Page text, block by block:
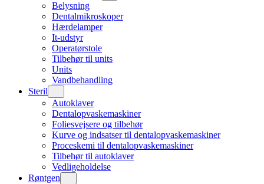
Belysning
Dentalmikroskoper
Hærdelamper
It-udstyr
Operatørstole
Tilbehør til units
Units
Vandbehandling
Steril
Autoklaver
Dentalopvaskemaskiner
Foliesvejsere og tilbehør
Kurve og indsatser til dentalopvaskemaskiner
Proceskemi til dentalopvaskemaskiner
Tilbehør til autoklaver
Vedligeholdelse
Røntgen